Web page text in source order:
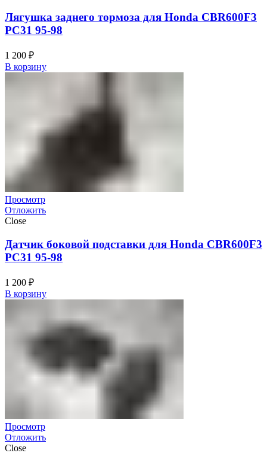
Лягушка заднего тормоза для Honda CBR600F3
PC31 95-98
1 200 ₽
В корзину
Просмотр
Отложить
Close
Датчик боковой подставки для Honda CBR600F3
PC31 95-98
1 200 ₽
В корзину
Просмотр
Отложить
Close